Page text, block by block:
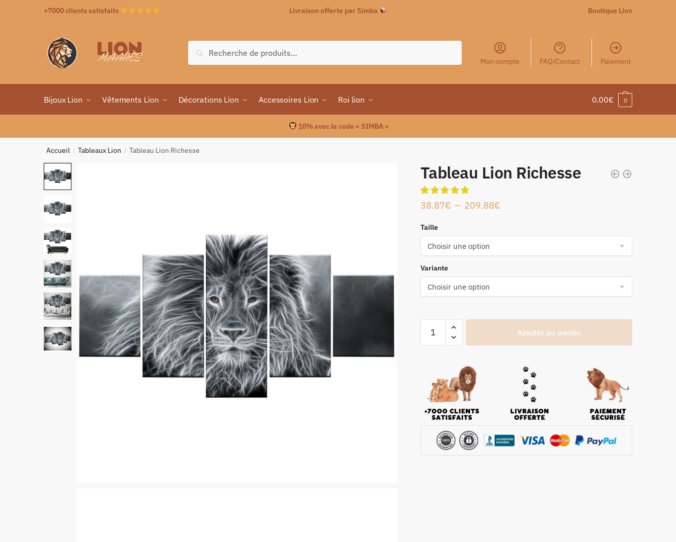
+7000 clients satisfaits Livraison offerte par Simba Boutique Lion
Recherche
Mon compte FAQ/Contact Paiement
Bijoux Lion Vêtements Lion Décorations Lion Accessoires Lion Roi lion 0.00€ 0
10% avec le code « SIMBA »
Accueil / Tableaux Lion / Tableau Lion Richesse
Tableau Lion Richesse
38.87€ – 209.88€
Taille
Variante
Ajouter au panier